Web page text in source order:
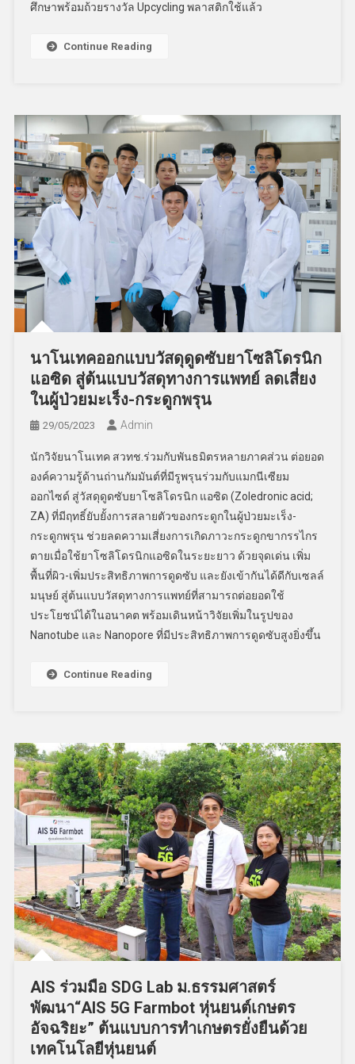
ศึกษาพร้อมถ้วยรางวัล Upcycling พลาสติกใช้แล้ว
Continue Reading
นาโนเทคออกแบบวัสดุดูดซับยาโซลิโดรนิก
แอซิด สู่ต้นแบบวัสดุทางการแพทย์ ลดเสี่ยง
ในผู้ป่วยมะเร็ง-กระดูกพรุน
29/05/2023 Admin
นักวิจัยนาโนเทค สวทช.ร่วมกับพันธมิตรหลายภาคส่วน ต่อยอด
องค์ความรู้ด้านถ่านกัมมันต์ที่มีรูพรุนร่วมกับแมกนีเซียม
ออกไซด์ สู่วัสดุดูดซับยาโซลิโดรนิก แอซิด (Zoledronic acid;
ZA) ที่มีฤทธิ์ยับยั้งการสลายตัวของกระดูกในผู้ป่วยมะเร็ง-
กระดูกพรุน ช่วยลดความเสี่ยงการเกิดภาวะกระดูกขากรรไกร
ตายเมื่อใช้ยาโซลิโดรนิกแอซิดในระยะยาว ด้วยจุดเด่น เพิ่ม
พื้นที่ผิว-เพิ่มประสิทธิภาพการดูดซับ และยังเข้ากันได้ดีกับเซลล์
มนุษย์ สู่ต้นแบบวัสดุทางการแพทย์ที่สามารถต่อยอดใช้
ประโยชน์ได้ในอนาคต พร้อมเดินหน้าวิจัยเพิ่มในรูปของ
Nanotube และ Nanopore ที่มีประสิทธิภาพการดูดซับสูงยิ่งขึ้น
Continue Reading
AIS ร่วมมือ SDG Lab ม.ธรรมศาสตร์
พัฒนา“AIS 5G Farmbot หุ่นยนต์เกษตร
อัจฉริยะ” ต้นแบบการทำเกษตรยั่งยืนด้วย
เทคโนโลยีหุ่นยนต์